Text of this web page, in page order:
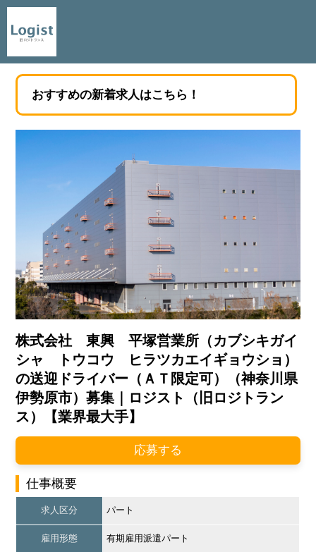
おすすめの新着求人はこちら！
株式会社 東興 平塚営業所（カブシキガイ
シャ トウコウ ヒラツカエイギョウショ）
の送迎ドライバー（ＡＴ限定可）（神奈川県
伊勢原市）募集｜ロジスト（旧ロジトラン
ス）【業界最大手】
応募する
仕事概要
求人区分 パート
雇用形態 有期雇用派遣パート